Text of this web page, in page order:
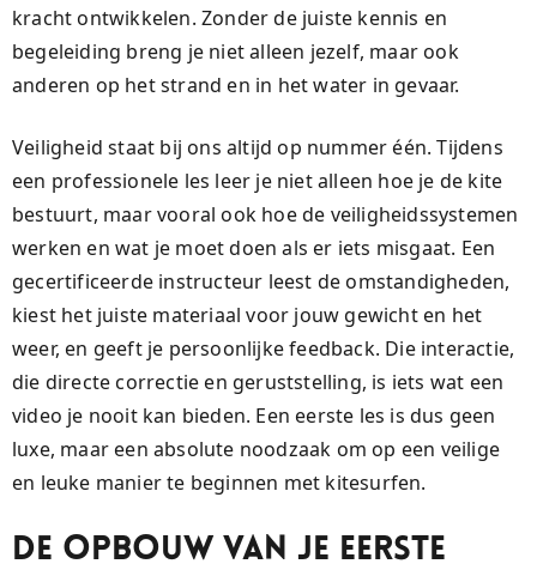
kracht ontwikkelen. Zonder de juiste kennis en
begeleiding breng je niet alleen jezelf, maar ook
anderen op het strand en in het water in gevaar.
Veiligheid staat bij ons altijd op nummer één. Tijdens
een professionele les leer je niet alleen hoe je de kite
bestuurt, maar vooral ook hoe de veiligheidssystemen
werken en wat je moet doen als er iets misgaat. Een
gecertificeerde instructeur leest de omstandigheden,
kiest het juiste materiaal voor jouw gewicht en het
weer, en geeft je persoonlijke feedback. Die interactie,
die directe correctie en geruststelling, is iets wat een
video je nooit kan bieden. Een eerste les is dus geen
luxe, maar een absolute noodzaak om op een veilige
en leuke manier te beginnen met kitesurfen.
De Opbouw van Je Eerste